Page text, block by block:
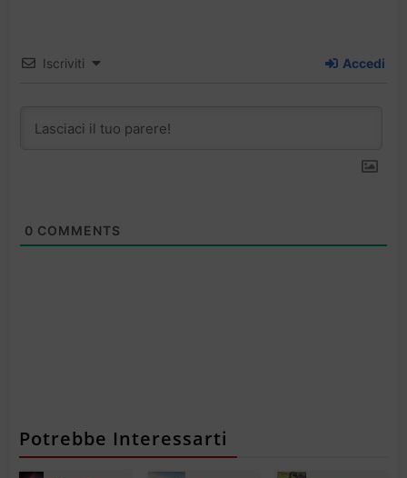
Iscriviti Accedi
0 COMMENTS
Potrebbe Interessarti